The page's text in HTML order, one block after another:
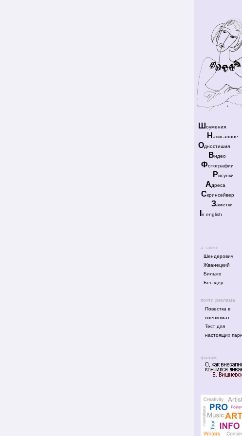
Ш оумения
Н аписанное
Одностишия
Видео
Фотографии
Рисунки
Адреса
Скринсейвер
Заметки
n english
а также
Шендерович
Жванецкий
Бильжо
Бесэдер
почти реклама
Повестка в
военкомат
Тест для
настоящих
фанам